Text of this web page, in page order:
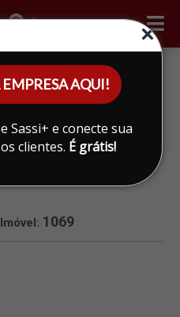
AQUI!
Sassi+ e conecte sua
clientes. É grátis!
ÁREA DO CLIENTE
PARA
1069